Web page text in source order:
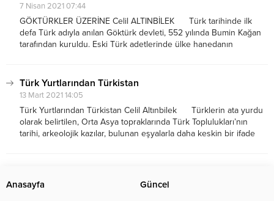
7 Nisan 2021 07:44
GÖKTÜRKLER ÜZERİNE Celil ALTINBİLEK Türk tarihinde ilk
defa Türk adıyla anılan Göktürk devleti, 552 yılında Bumin Kağan
tarafından kuruldu. Eski Türk adetlerinde ülke hanedanın
kardeşi...
Türk Yurtlarından Türkistan
13 Mart 2021 14:05
Türk Yurtlarından Türkistan Celil Altınbilek Türklerin ata yurdu
olarak belirtilen, Orta Asya topraklarında Türk Toplulukları’nın
tarihi, arkeolojik kazılar, bulunan eşyalarla daha keskin bir ifade
Anasayfa Güncel